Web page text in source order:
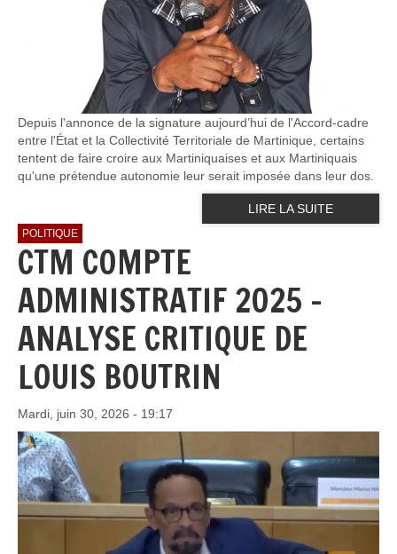
Depuis l'annonce de la signature aujourd’hui de l'Accord-cadre
entre l'État et la Collectivité Territoriale de Martinique, certains
tentent de faire croire aux Martiniquaises et aux Martiniquais
qu'une prétendue autonomie leur serait imposée dans leur dos.
LIRE LA SUITE
POLITIQUE
CTM COMPTE
ADMINISTRATIF 2025 -
ANALYSE CRITIQUE DE
LOUIS BOUTRIN
Mardi, juin 30, 2026 - 19:17